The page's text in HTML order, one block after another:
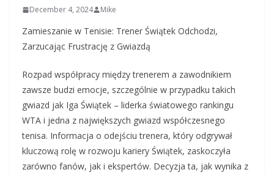
December 4, 2024 Mike
Zamieszanie w Tenisie: Trener Świątek Odchodzi,
Zarzucając Frustrację z Gwiazdą
Rozpad współpracy między trenerem a zawodnikiem
zawsze budzi emocje, szczególnie w przypadku takich
gwiazd jak Iga Świątek – liderka światowego rankingu
WTA i jedna z największych gwiazd współczesnego
tenisa. Informacja o odejściu trenera, który odgrywał
kluczową rolę w rozwoju kariery Świątek, zaskoczyła
zarówno fanów, jak i ekspertów. Decyzja ta, jak wynika z